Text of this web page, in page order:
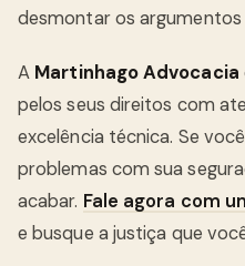
desmontar os argumentos
A Martinhago Advocacia
pelos seus direitos com
excelência técnica. Se
problemas com sua
acabar. Fale agora com
e busque a justiça que